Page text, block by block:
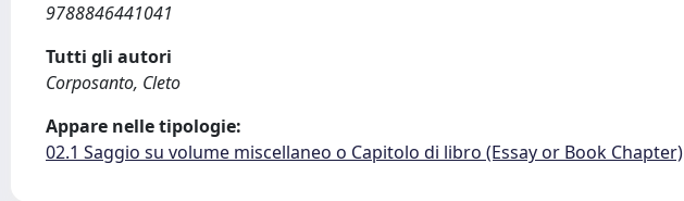
9788846441041
Tutti gli autori
Corposanto, Cleto
Appare nelle tipologie:
02.1 Saggio su volume miscellaneo o Capitolo di libro (Essay or Book Chapter)